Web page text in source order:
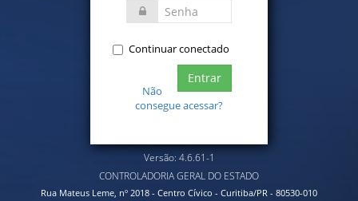
Continuar conectado
Entrar
Não
consegue acessar?
Versão: 4.6.61-1
CONTROLADORIA GERAL DO ESTADO
Rua Mateus Leme, nº 2018 - Centro Cívico - Curitiba/PR - 80530-010